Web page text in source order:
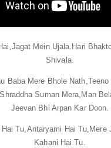
Jagat Mein Ujala. Hari
Shivala.
Baba Mere Bhole Nath,
Shraddha Suman Mera, Man
Jeevan Bhi Arpan Kar Doon.
Tu, Antaryami Hai Tu, Mere
Kahani Hai Tu.